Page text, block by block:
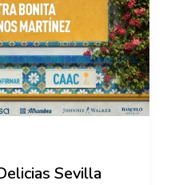
Sevilla